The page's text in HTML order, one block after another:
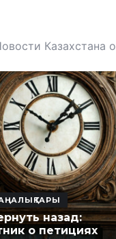
Казахстана
назад:
о петициях